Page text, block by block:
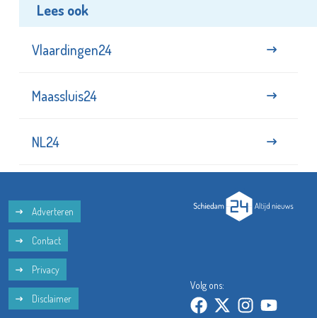
Lees ook
Vlaardingen24
Maassluis24
NL24
Adverteren
Contact
Privacy
Disclaimer
Volg ons: